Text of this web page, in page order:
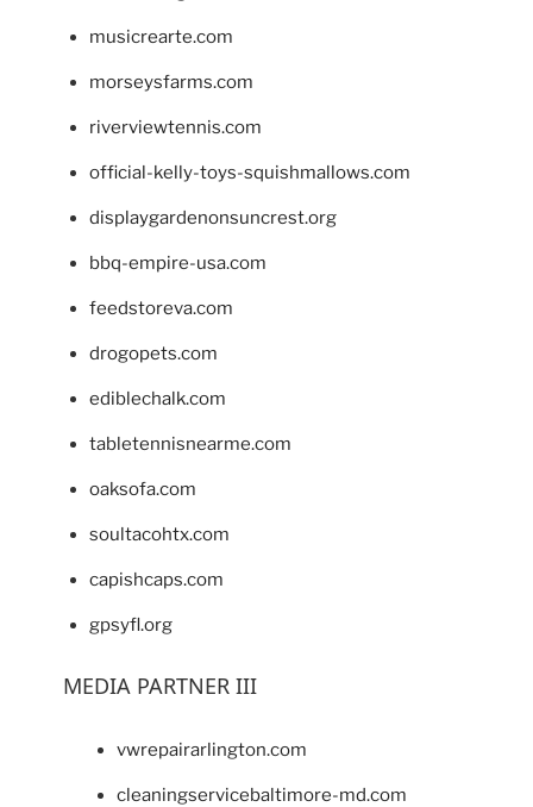
musicrearte.com
morseysfarms.com
riverviewtennis.com
official-kelly-toys-squishmallows.com
displaygardenonsuncrest.org
bbq-empire-usa.com
feedstoreva.com
drogopets.com
ediblechalk.com
tabletennisnearme.com
oaksofa.com
soultacohtx.com
capishcaps.com
gpsyfl.org
MEDIA PARTNER III
vwrepairarlington.com
cleaningservicebaltimore-md.com